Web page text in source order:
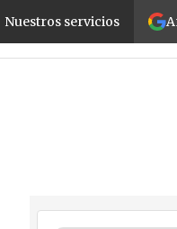
Nuestros servicios
Negocios Seguridad